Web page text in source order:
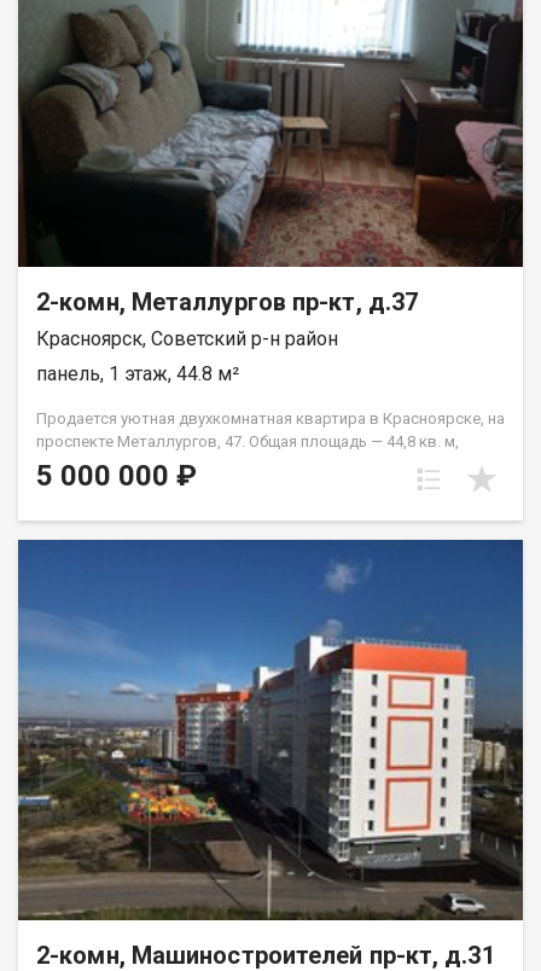
2-комн, Металлургов пр-кт, д.37
Красноярск, Советский р-н район
панель, 1 этаж, 44.8 м²
Продается уютная двухкомнатная квартира в Красноярске, на
проспекте Металлургов, 47. Общая площадь — 44,8 кв. м,
жилая площадь — 28 кв. м, кухня — 6 кв. м. Квартира
расположена на первом этаже пятиэтажного панельного
состоянии, что дает вам возможность создать интерьер по
Совмещенный санузел, который можно оборудовать по
своему усмотрению. В шаговой доступности находятся все
необходимые объекты инфраструктуры: школы, детские
сады, клиники и магазины. Это идеальное местоположение
для семей с детьми и всех, кто ценит удобство и доступность
городских благ. Рассмотрим все виды расчёта. Возможно
использование мат капитала и жилищного сертификата.
Полное юр сопровождение сделки. Помощь в оформлении
ипотеки. Покажу в удобное для вас время по договорённости.
5 000 000 ₽
2-комн, Машиностроителей пр-кт, д.31